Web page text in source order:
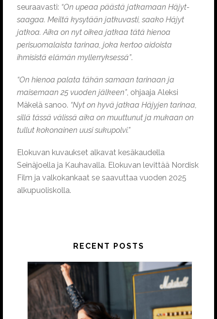
seuraavasti: “On upeaa päästä jatkamaan Häjyt-
saagaa. Meiltä kysytään jatkuvasti, saako Häjyt
jatkoa. Aika on nyt oikea jatkaa tätä hienoa
perisuomalaista tarinaa, joka kertoo aidoista
ihmisistä elämän myllerryksessä”.
“On hienoa palata tähän samaan tarinaan ja
maisemaan 25 vuoden jälkeen”, ohjaaja Aleksi
Mäkelä sanoo. “Nyt on hyvä jatkaa Häjyjen tarinaa,
sillä tässä välissä aika on muuttunut ja mukaan on
tullut kokonainen uusi sukupolvi.”
Elokuvan kuvaukset alkavat kesäkaudella
Seinäjoella ja Kauhavalla. Elokuvan levittää Nordisk
Film ja valkokankaat se saavuttaa vuoden 2025
alkupuoliskolla.
RECENT POSTS